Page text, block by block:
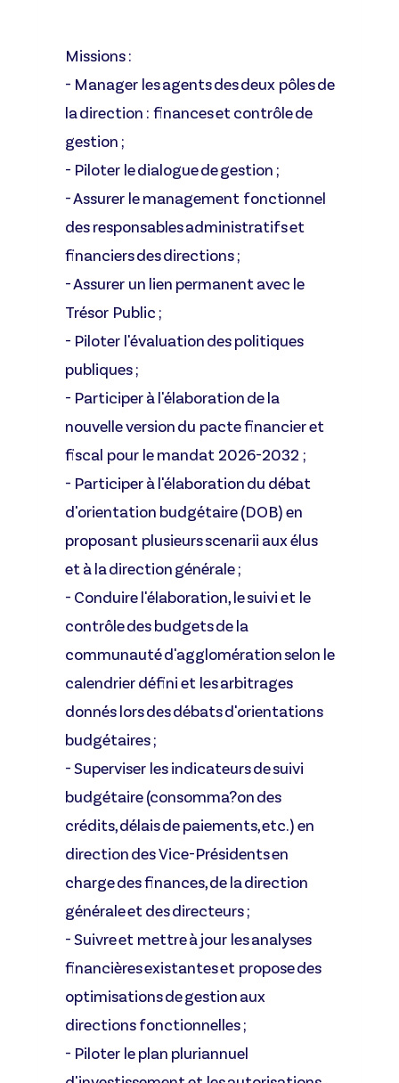
Missions :
- Manager les agents des deux pôles de
la direction : finances et contrôle de
gestion ;
- Piloter le dialogue de gestion ;
- Assurer le management fonctionnel
des responsables administratifs et
financiers des directions ;
- Assurer un lien permanent avec le
Trésor Public ;
- Piloter l'évaluation des politiques
publiques ;
- Participer à l'élaboration de la
nouvelle version du pacte financier et
fiscal pour le mandat 2026-2032 ;
- Participer à l'élaboration du débat
d'orientation budgétaire (DOB) en
proposant plusieurs scenarii aux élus
et à la direction générale ;
- Conduire l'élaboration, le suivi et le
contrôle des budgets de la
communauté d'agglomération selon le
calendrier défini et les arbitrages
donnés lors des débats d'orientations
budgétaires ;
- Superviser les indicateurs de suivi
budgétaire (consomma?on des
crédits, délais de paiements, etc.) en
direction des Vice-Présidents en
charge des finances, de la direction
générale et des directeurs ;
- Suivre et mettre à jour les analyses
financières existantes et propose des
optimisations de gestion aux
directions fonctionnelles ;
- Piloter le plan pluriannuel